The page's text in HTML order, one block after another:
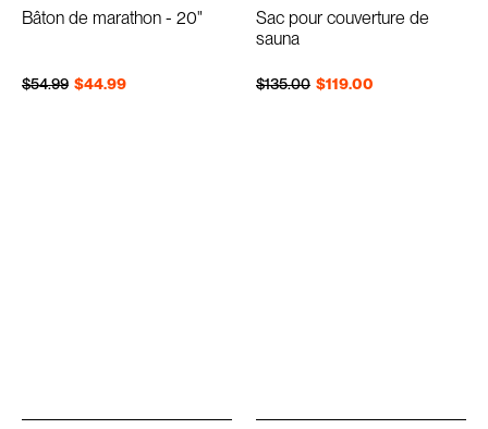
Bâton de marathon - 20"
$44.99
Prix régulier
$54.99
Prix réduit
Sac pour couverture de
sauna
$119.00
Prix régulier
$135.00
Prix réduit